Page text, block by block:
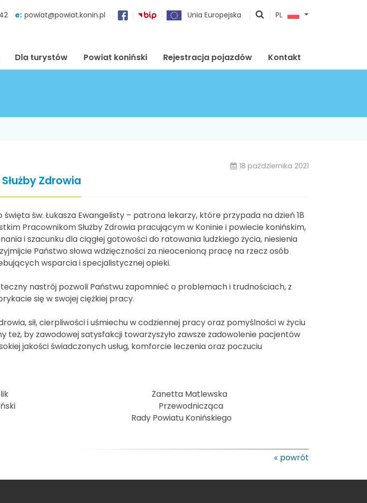
e: powiat@powiat.konin.pl Unia Europejska
pokaż
PL
Dla turystów Powiat koniński Rejestracja pojazdów Kontakt
18 października 2021
Zdrowia
święta św. Łukasza Ewangelisty – patrona lekarzy, które przypada na dzień 18
Pracownikom Służby Zdrowia pracującym w Koninie i powiecie konińskim,
i szacunku dla ciągłej gotowości do ratowania ludzkiego życia, niesienia
Państwo słowa wdzięczności za nieocenioną pracę na rzecz osób
wsparcia i specjalistycznej opieki.
nastrój pozwoli Państwu zapomnieć o problemach i trudnościach, z
się w swojej ciężkiej pracy.
sił, cierpliwości i uśmiechu w codziennej pracy oraz pomyślności w życiu
też, by zawodowej satysfakcji towarzyszyło zawsze zadowolenie pacjentów
jakości świadczonych usług, komforcie leczenia oraz poczuciu
Bielik Żanetta Matlewska
Koniński Przewodnicząca
Konińskiego
powrót